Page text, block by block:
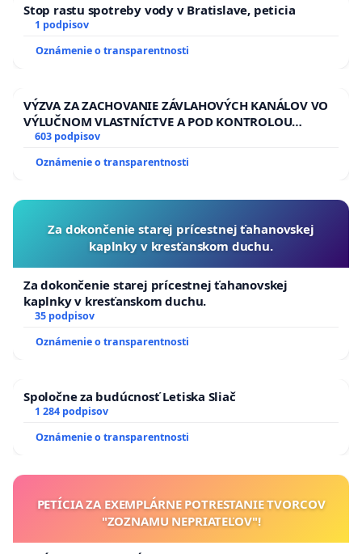
Stop rastu spotreby vody v Bratislave, peticia
1 podpisov
Oznámenie o transparentnosti
VÝZVA ZA ZACHOVANIE ZÁVLAHOVÝCH KANÁLOV VO
VÝLUČNOM VLASTNÍCTVE A POD KONTROLOU
SLOVENSKEJ REPUBLIKY & žiadosť na riešenie
zanedbaného stavu závlahových a odvodňovacích
kanálov na Slovensku
603 podpisov
Oznámenie o transparentnosti
Za dokončenie starej prícestnej ťahanovskej
kaplnky v kresťanskom duchu.
Za dokončenie starej prícestnej ťahanovskej
kaplnky v kresťanskom duchu.
35 podpisov
Oznámenie o transparentnosti
Spoločne za budúcnosť Letiska Sliač
1 284 podpisov
Oznámenie o transparentnosti
PETÍCIA ZA EXEMPLÁRNE POTRESTANIE TVORCOV
"ZOZNAMU NEPRIATEĽOV"!